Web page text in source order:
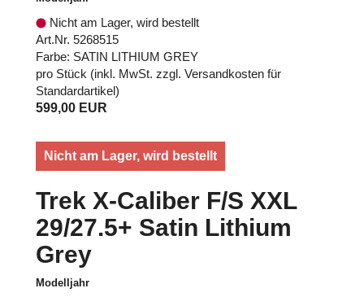
Nicht am Lager, wird bestellt
Art.Nr. 5268515
Farbe: SATIN LITHIUM GREY
pro Stück (inkl. MwSt. zzgl. Versandkosten für
Standardartikel)
599,00 EUR
Nicht am Lager, wird bestellt
Trek X-Caliber F/S XXL
29/27.5+ Satin Lithium
Grey
Modelljahr